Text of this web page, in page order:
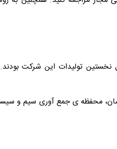
لوازم گرمایشی و هواساز های قابل حمل نخستین تولیدات
محفظه ی جمع آوری سیم و